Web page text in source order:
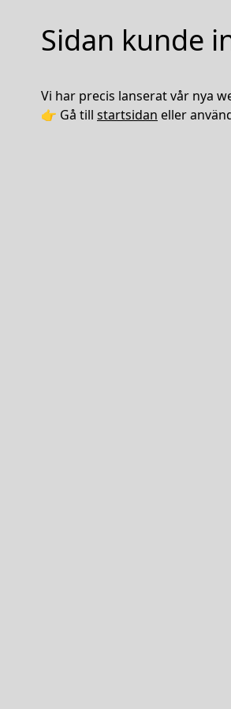
Sidan kunde
Vi har precis lanserat vår nya
👉 Gå till startsidan eller